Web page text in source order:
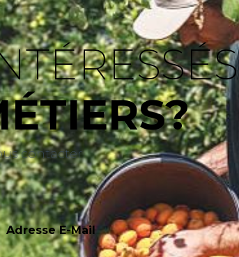
contacter
Adresse E-Mail